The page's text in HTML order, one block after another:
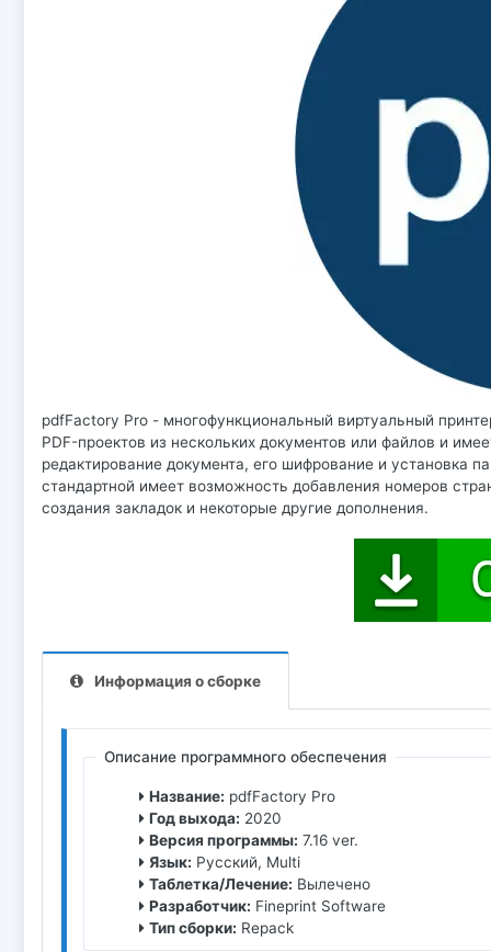
pdfFactory Pro - многофункциональный виртуальный
PDF-проектов из нескольких документов или файлов и
редактирование документа, его шифрование и установка
стандартной имеет возможность добавления номеров
создания закладок и некоторые другие дополнения.
Информация о сборке
Описание программного обеспечения
Название: pdfFactory Pro
Год выхода: 2020
Версия программы: 7.16 ver.
Язык: Русский, Multi
Таблетка/Лечение: Вылечено
Разработчик: Fineprint Software
Тип сборки: Repack